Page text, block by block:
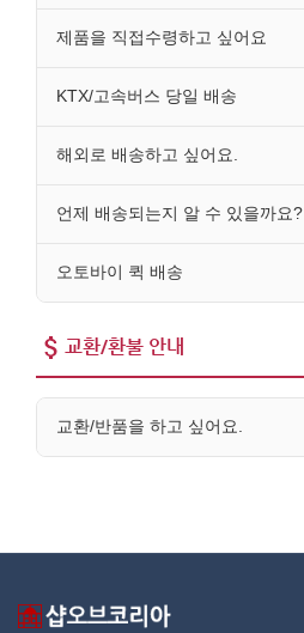
제품을 직접수령하고 싶어요
KTX/고속버스 당일 배송
해외로 배송하고 싶어요.
언제 배송되는지 알 수 있을까요?
오토바이 퀵 배송
교환/환불 안내
교환/반품을 하고 싶어요.